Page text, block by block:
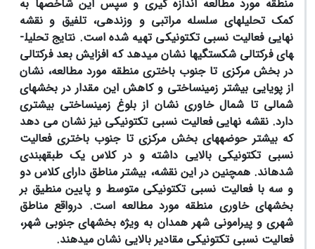
منطقه مورد مطالعه اندازه گیری و سپس این شاخص­ها به
کمک تحلیل­های سلسله مراتبی و وزن­دهی، تلفیق و نقشه
نهایی فعالیت نسبی تکتونیکی تهیه شده است. نتایج تحلیل­
های فرکتالی شکستگی­ها نشان می­دهد که افزایش بعد فرکتالی
در بخش مرکزی تا جنوب باختری منطقه مورد مطالعه، نشان
از پویایی بیشتر زمین­ساختی و کاهش این مقدار در بخش­های
شمالی تا شمال خاوری نشان از بلوغ زمین­ساختی بیشتری
دارد. نقشه نهایی فعالیت نسبی تکتونیکی نیز نشان می دهد
که بیشتر حوضه­های بخش مرکزی تا جنوب باختری فعالیت
نسبی تکتونیکی بالایی داشته و در کلاس یک طبقه­بندی
شده­اند. همچنین در این نقشه، بیشتر مناطق دارای کلاس دو
و سه با فعالیت نسبی تکتونیکی متوسط و پایین منطیق بر
بخش­های خاوری منطقه مورد مطالعه است. درواقع مناطق
شهری و پیرامونی شهر همدان به ویژه بخش­های جنوبی شهر،
فعالیت نسبی تکتونیکی مقادیر بالایی نشان میدهند.